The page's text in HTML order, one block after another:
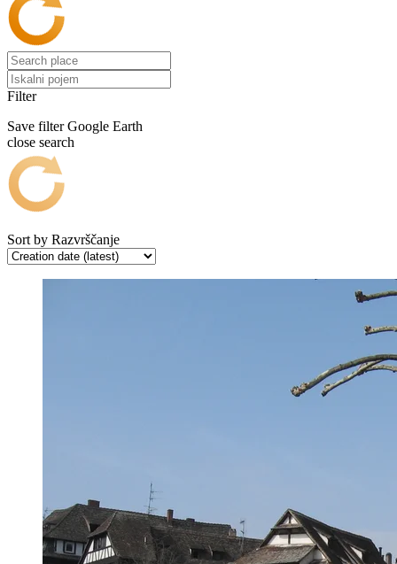
Filter
Save filter Google Earth
close search
Sort by Razvrščanje